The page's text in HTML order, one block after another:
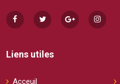
Liens utiles
Acceuil